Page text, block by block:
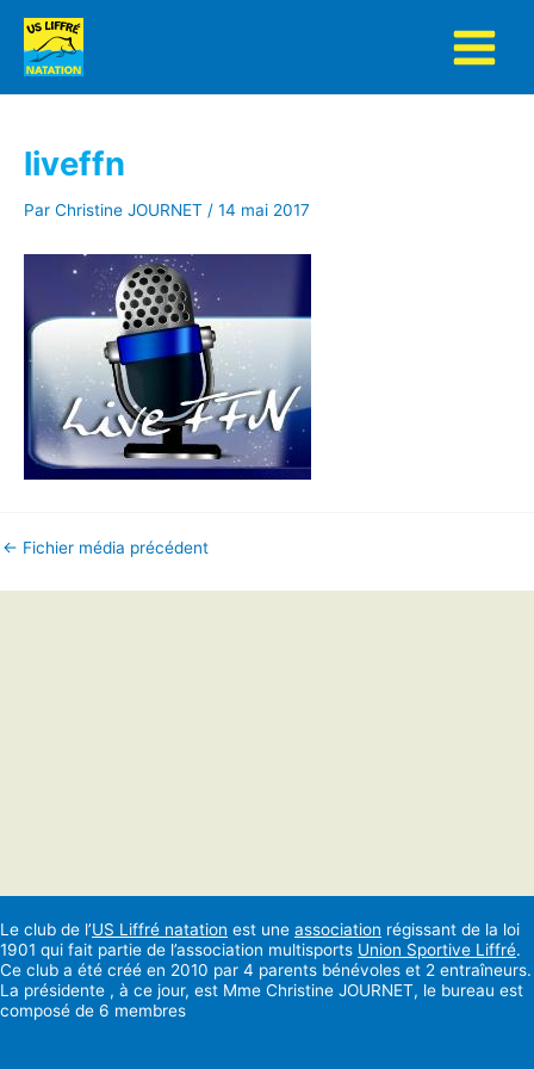
contenu
liveffn
Par Christine JOURNET / 14 mai 2017
← Fichier média précédent
Le club de l’US Liffré natation est une association régissant de la loi
1901 qui fait partie de l’association multisports Union Sportive Liffré.
Ce club a été créé en 2010 par 4 parents bénévoles et 2 entraîneurs.
La présidente , à ce jour, est Mme Christine JOURNET, le bureau est
composé de 6 membres